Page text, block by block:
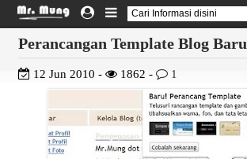
Perancangan Template Blog Baru
12 Jun 2010 - 1862 - 1